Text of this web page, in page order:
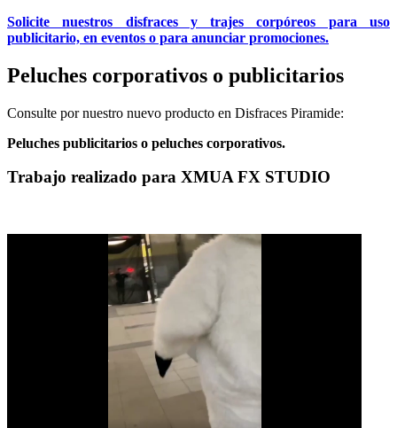
Solicite nuestros disfraces y trajes corpóreos para uso
publicitario, en eventos o para anunciar promociones.
Peluches corporativos o publicitarios
Consulte por nuestro nuevo producto en Disfraces Piramide:
Peluches publicitarios o peluches corporativos.
Trabajo realizado para XMUA FX STUDIO